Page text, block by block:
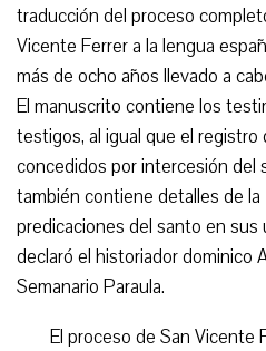
traducción del proceso
Vicente Ferrer a la lengua
más de ocho años llevado a
El manuscrito contiene los
testigos, al igual que el registro
concedidos por intercesión del
también contiene detalles de la
predicaciones del santo en sus
declaró el historiador dominico
Semanario Paraula.
El proceso de San Vicente